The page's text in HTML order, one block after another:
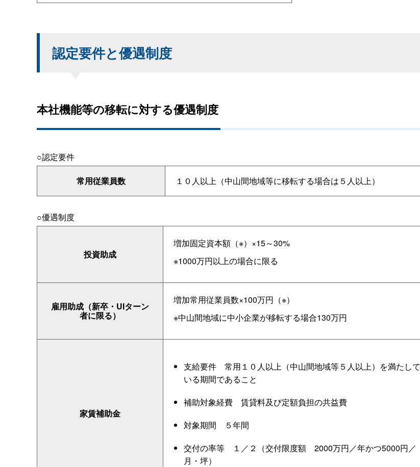
認定要件と優遇制度
本社機能等の移転に対する優遇制度
○認定要件
常用従業員数 １０人以上（中山間地域等に移転する場合は５人以上）
○優遇制度
投資助成
増加固定資本額（※）×15～30%
※1000万円以上の場合に限る
雇用助成（新卒・UIターン
者に限る）
増加常用従業員数×100万円（※）
※中山間地域に中小企業が移転する場合130万円
家賃補助金
支給要件 常用１０人以上（中山間地域等５人以上）を満たして
いる期間であること
補助対象経費 賃貸料及び定額負担の共益費
対象期間
５年間
交付の率等 １／２（交付限度額 2000万円／年かつ5000円／
月・坪）